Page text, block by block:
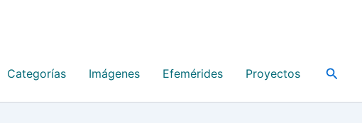
Categorías Imágenes Efemérides Proyectos Buscar